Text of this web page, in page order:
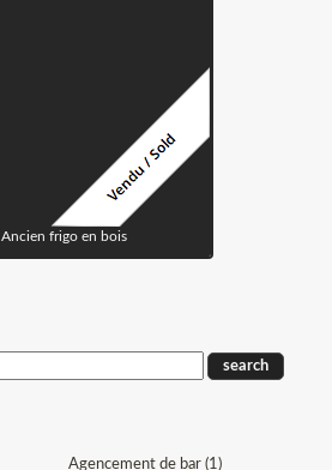
Ancien frigo en bois
Agencement de bar (1)